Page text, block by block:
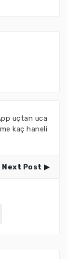
uçtan uca
kaç haneli
Next Post